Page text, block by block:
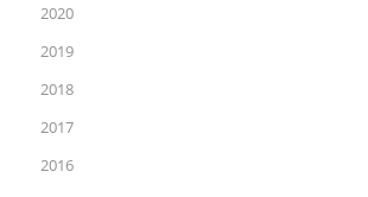
2020
2019
2018
2017
2016